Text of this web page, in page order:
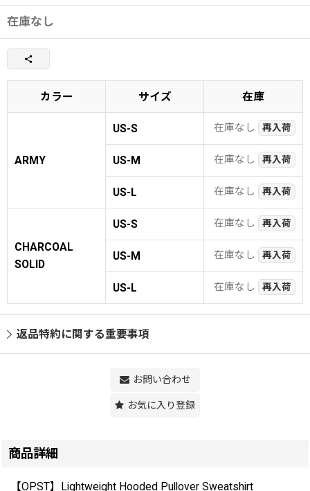
在庫なし
カラー サイズ 在庫
ARMY
US-S 在庫なし 再入荷
US-M 在庫なし 再入荷
US-L 在庫なし 再入荷
CHARCOAL
SOLID
US-S 在庫なし 再入荷
US-M 在庫なし 再入荷
US-L 在庫なし 再入荷
返品特約に関する重要事項
お問い合わせ
お気に入り登録
商品詳細
【OPST】Lightweight Hooded Pullover Sweatshirt